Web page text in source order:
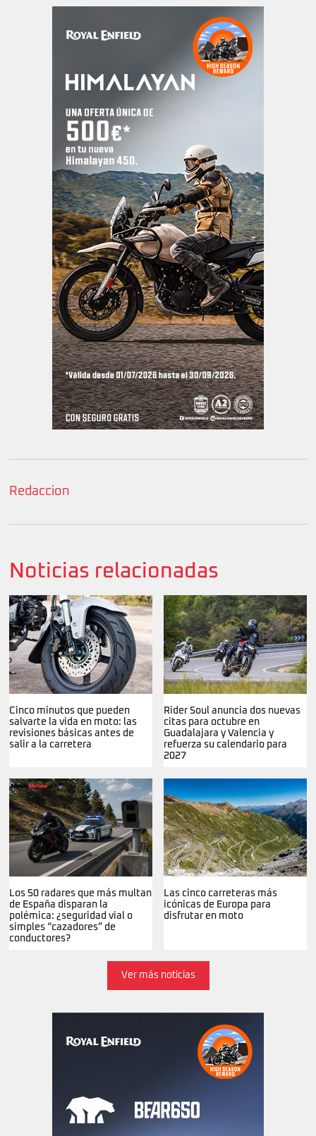
Redaccion
Noticias relacionadas
Cinco minutos que pueden
salvarte la vida en moto: las
revisiones básicas antes de
salir a la carretera
Rider Soul anuncia dos nuevas
citas para octubre en
Guadalajara y Valencia y
refuerza su calendario para
2027
Los 50 radares que más multan
de España disparan la
polémica: ¿seguridad vial o
simples “cazadores” de
conductores?
Las cinco carreteras más
icónicas de Europa para
disfrutar en moto
Ver más noticias